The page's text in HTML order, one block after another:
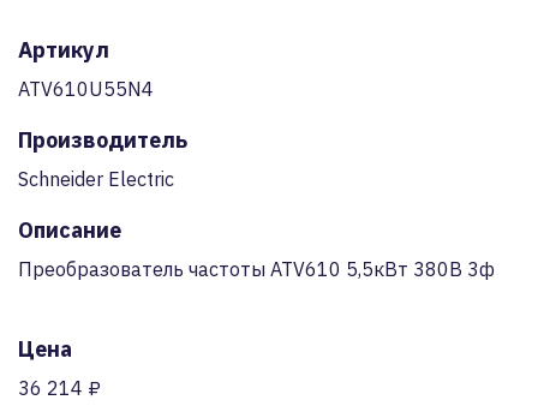
Артикул
ATV610U55N4
Производитель
Schneider Electric
Описание
Преобразователь частоты ATV610 5,5кВт 380В 3ф
Цена
36 214 ₽